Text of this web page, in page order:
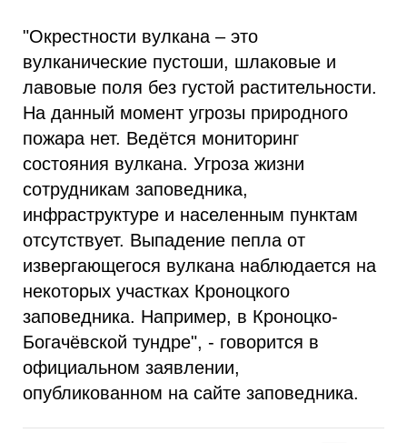
"Окрестности вулкана – это
вулканические пустоши, шлаковые и
лавовые поля без густой растительности.
На данный момент угрозы природного
пожара нет. Ведётся мониторинг
состояния вулкана. Угроза жизни
сотрудникам заповедника,
инфраструктуре и населенным пунктам
отсутствует. Выпадение пепла от
извергающегося вулкана наблюдается на
некоторых участках Кроноцкого
заповедника. Например, в Кроноцко-
Богачёвской тундре", - говорится в
официальном заявлении,
опубликованном на сайте заповедника.